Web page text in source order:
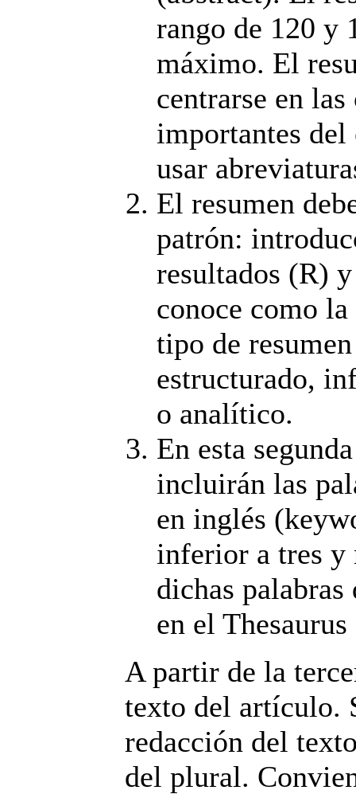
rango de 120 y
máximo. El
centrarse en
importantes del
usar
El resumen
patrón:
resultados (R)
conoce como
tipo de
estructurado,
o analítico.
En esta
incluirán las
en inglés
inferior a tres y
dichas palabras
en el
A partir de la
texto del artículo.
redacción del
del plural.